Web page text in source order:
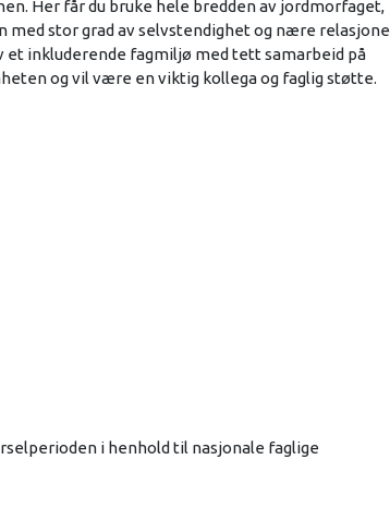
Her får du bruke hele bredden av jordmorfaget,
stor grad av selvstendighet og nære
et inkluderende fagmiljø med tett samarbeid på
og vil være en viktig kollega og faglig støtte.
i henhold til nasjonale faglige